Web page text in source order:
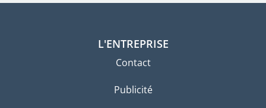
L'ENTREPRISE
Contact
Publicité